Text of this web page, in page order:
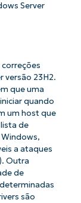
Server
versão 23H2.
que uma
quando
um host que
de
a ataques
Outra
de
são